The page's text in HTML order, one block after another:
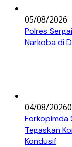
05/08/2026
Polres
Narkoba di
04/08/2026
Forkopimda
Tegaskan
Kondusif